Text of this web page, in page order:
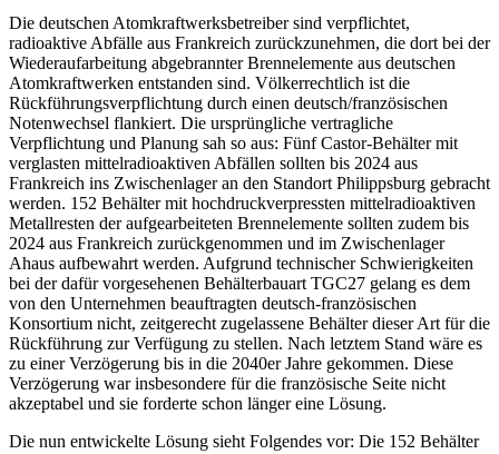
Die deutschen Atomkraftwerksbetreiber sind verpflichtet,
radioaktive Abfälle aus Frankreich zurückzunehmen, die dort bei der
Wiederaufarbeitung abgebrannter Brennelemente aus deutschen
Atomkraftwerken entstanden sind. Völkerrechtlich ist die
Rückführungsverpflichtung durch einen deutsch/französischen
Notenwechsel flankiert. Die ursprüngliche vertragliche
Verpflichtung und Planung sah so aus: Fünf Castor-Behälter mit
verglasten mittelradioaktiven Abfällen sollten bis 2024 aus
Frankreich ins Zwischenlager an den Standort Philippsburg gebracht
werden. 152 Behälter mit hochdruckverpressten mittelradioaktiven
Metallresten der aufgearbeiteten Brennelemente sollten zudem bis
2024 aus Frankreich zurückgenommen und im Zwischenlager
Ahaus aufbewahrt werden. Aufgrund technischer Schwierigkeiten
bei der dafür vorgesehenen Behälterbauart TGC27 gelang es dem
von den Unternehmen beauftragten deutsch-französischen
Konsortium nicht, zeitgerecht zugelassene Behälter dieser Art für die
Rückführung zur Verfügung zu stellen. Nach letztem Stand wäre es
zu einer Verzögerung bis in die 2040er Jahre gekommen. Diese
Verzögerung war insbesondere für die französische Seite nicht
akzeptabel und sie forderte schon länger eine Lösung.
Die nun entwickelte Lösung sieht Folgendes vor: Die 152 Behälter